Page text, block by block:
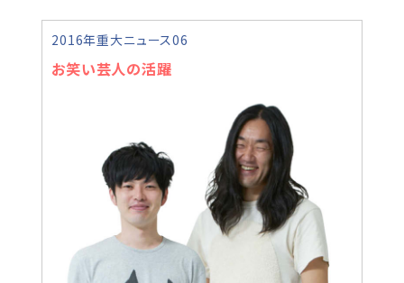
2016年重大ニュース06
お笑い芸人の活躍